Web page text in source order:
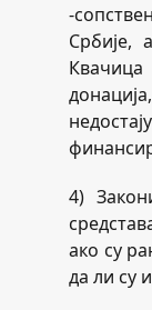
-
Србије,
4)
ако су
да ли су